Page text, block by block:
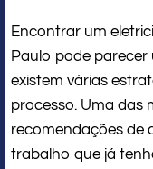
Encontrar um
Paulo pode
existem várias
processo. Uma das
recomendações de
trabalho que já